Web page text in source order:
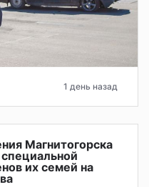
1 день назад
Магнитогорска
их семей на